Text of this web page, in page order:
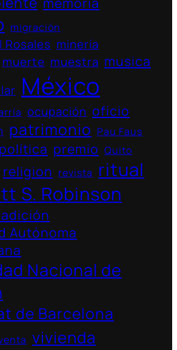
migración
Rosales minería
muerte muestra musica
México
ocupación oficio
patrimonio Pau Faus
política premio Quito
religion revista ritual
S. Robinson
Autónoma
Nacional de
de Barcelona
vivienda